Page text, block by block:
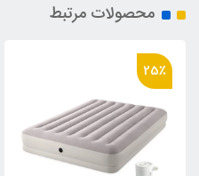
محصولات مرتبط
25٪